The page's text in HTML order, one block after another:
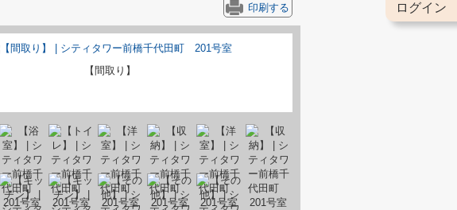
印刷する
【間取り】
ログイン